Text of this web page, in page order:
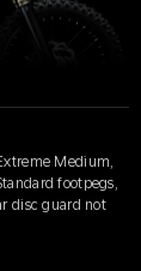
Medium,
footpegs,
disc guard not